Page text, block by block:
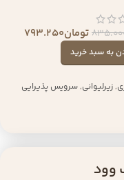
تومان793.250
به سبد خرید
,زیرلیوانی,سرویس پذیرایی
وود